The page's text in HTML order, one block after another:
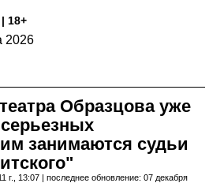
18+
2026
Образцова уже
занимаются судьи
г., 13:07 | последнее обновление: 07 декабря